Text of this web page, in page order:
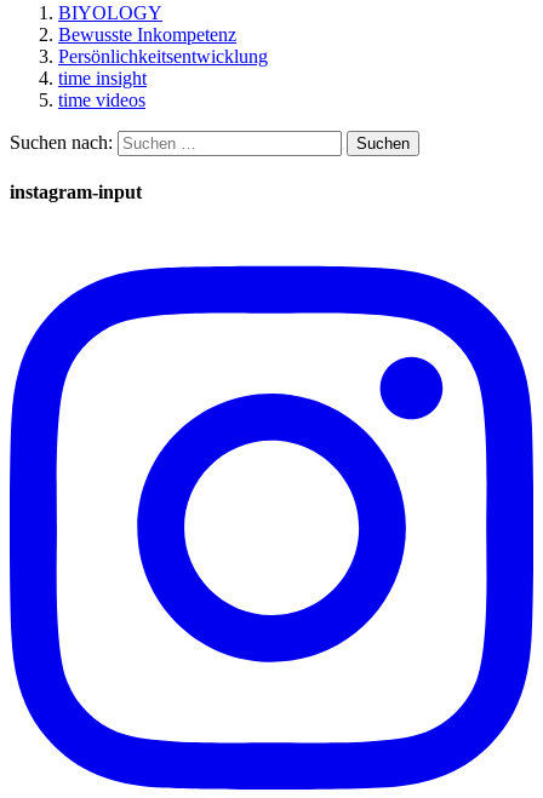
BIYOLOGY
Bewusste Inkompetenz
Persönlichkeitsentwicklung
time insight
time videos
Suchen nach:
instagram-input